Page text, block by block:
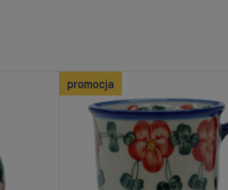
promocja